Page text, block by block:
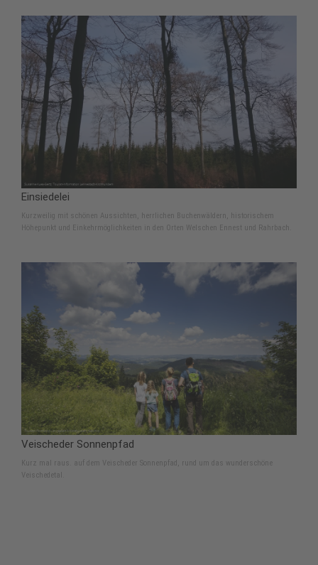
Einsiedelei
Kurzweilig mit schönen Aussichten, herrlichen Buchenwäldern, historischem
Höhepunkt und Einkehrmöglichkeiten in den Orten Welschen Ennest und Rahrbach.
Veischeder Sonnenpfad
Kurz mal raus. auf dem Veischeder Sonnenpfad, rund um das wunderschöne
Veischedetal.